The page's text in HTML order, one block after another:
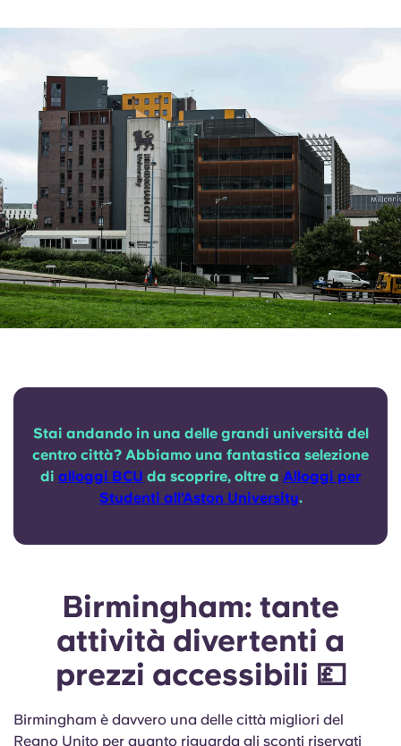
Stai andando in una delle grandi università del
centro città? Abbiamo una fantastica selezione
di alloggi BCU da scoprire, oltre a Alloggi per
Studenti all’Aston University.
Birmingham: tante
attività divertenti a
prezzi accessibili 💷
Birmingham è davvero una delle città migliori del
Regno Unito per quanto riguarda gli sconti riservati